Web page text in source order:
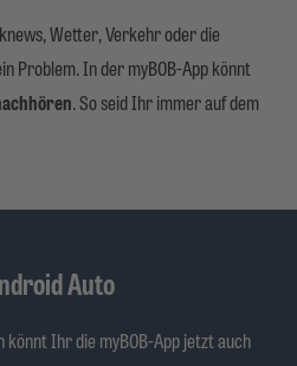
Wetter, Verkehr oder die
Problem. In der myBOB-App könnt
. So seid Ihr immer auf dem
Auto
Ihr die myBOB-App jetzt auch